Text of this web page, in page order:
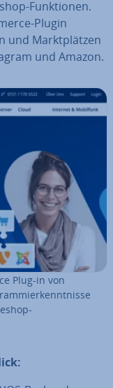
Funk­tio­nen.
Plugin
und Markt­plät­zen
und Amazon.
Plug-in von